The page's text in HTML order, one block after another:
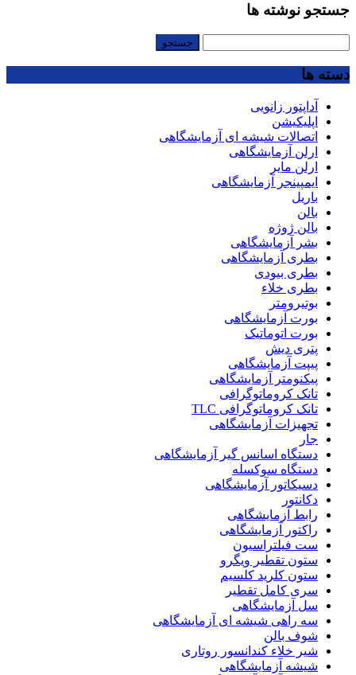
جستجو نوشته ها
دسته ها
آداپتور زانویی
اپلیکیشن
اتصالات شیشه ای آزمایشگاهی
ارلن آزمایشگاهی
ارلن مایر
ایمپینجر آزمایشگاهی
باریل
بالن
بالن ژوژه
بشر آزمایشگاهی
بطری آزمایشگاهی
بطری بیودی
بطری خلاء
بوتیرومتر
بورت آزمایشگاهی
بورت اتوماتیک
پتری دیش
پیپت آزمایشگاهی
پیکنومتر آزمایشگاهی
تانک کروماتوگرافی
تانک کروماتوگرافی TLC
تجهیزات آزمایشگاهی
جار
دستگاه اسانس گیر آزمایشگاهی
دستگاه سوکسله
دسیکاتور آزمایشگاهی
دکانتور
رابط آزمایشگاهی
راکتور آزمایشگاهی
ست فیلتراسیون
ستون تقطیر ویگرو
ستون کلرید کلسیم
سری کامل تقطیر
سل آزمایشگاهی
سه راهی شیشه ای آزمایشگاهی
شوف بالن
شیر خلاء کندانسور روتاری
شیشه آزمایشگاهی